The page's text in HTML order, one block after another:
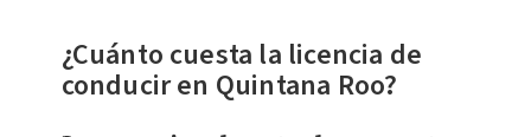
¿Cuánto cuesta la licencia de
conducir en Quintana Roo?